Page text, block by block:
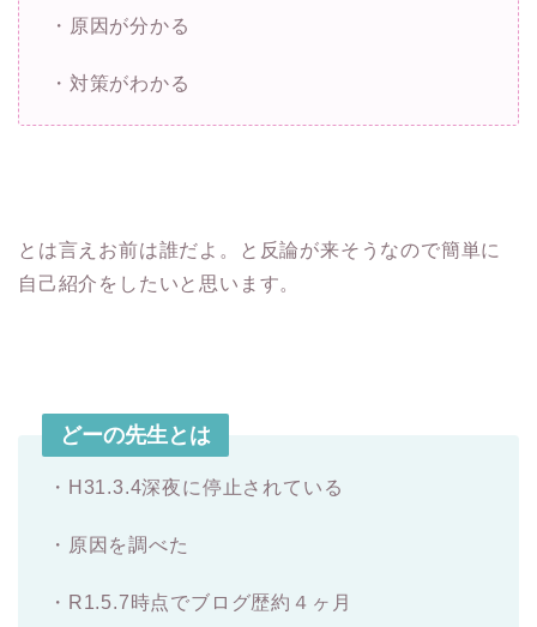
・ 原因が分かる
・ 対策がわかる
とは言えお前は誰だよ。と反論が来そうなので簡単に
自己紹介をしたいと思います。
どーの先生とは
・H31.3.4深夜に停止されている
・原因を調べた
・R1.5.7時点でブログ歴約４ヶ月